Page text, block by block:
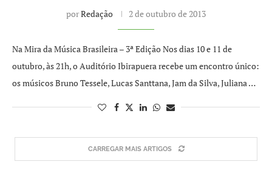
porRedação 2 de outubro de 2013
Na Mira da Música Brasileira – 3ª Edição Nos dias 10 e 11 de
outubro, às 21h, o Auditório Ibirapuera recebe um encontro único:
os músicos Bruno Tessele, Lucas Santtana, Jam da Silva, Juliana …
CARREGAR MAIS ARTIGOS